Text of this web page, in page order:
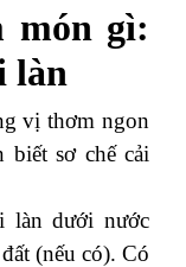
món gì:
làn
vị thơm ngon
biết sơ chế cải
làn dưới nước
(nếu có). Có